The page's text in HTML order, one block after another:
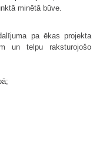
minētā būve.
pa ēkas projekta
un telpu raksturojošo